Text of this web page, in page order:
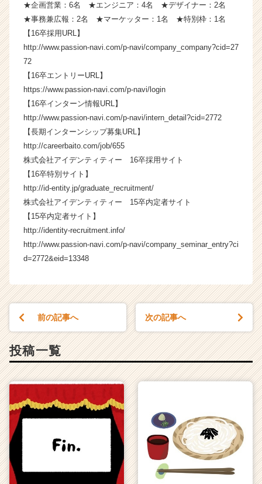
就
活
ア
キ
ャ
リ
ア
h
e
r
C
★企画営業：6名 ★エンジニア：4名 ★デザイナー：2名
★事務兼広報：2名 ★マーケッター：1名 ★特別枠：1名
【16卒採用URL】
http://www.passion-navi.com/p-navi/company_company?cid=27
72
【16卒エントリーURL】
https://www.passion-navi.com/p-navi/login
【16卒インターン情報URL】
http://www.passion-navi.com/p-navi/intern_detail?cid=2772
【長期インターンシップ募集URL】
http://careerbaito.com/job/655
株式会社アイデンティティー 16卒採用サイト
【16卒特別サイト】
http://id-entity.jp/graduate_recruitment/
株式会社アイデンティティー 15卒内定者サイト
【15卒内定者サイト】
http://identity-recruitment.info/
http://www.passion-navi.com/p-navi/company_seminar_entry?ci
d=2772&eid=13348
前の記事へ 次の記事へ
投稿一覧